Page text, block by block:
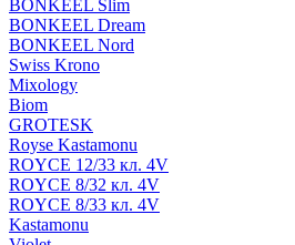
BONKEEL Slim
BONKEEL Dream
BONKEEL Nord
Swiss Krono
Mixology
Biom
GROTESK
Royse Kastamonu
ROYCE 12/33 кл. 4V
ROYCE 8/32 кл. 4V
ROYCE 8/33 кл. 4V
Kastamonu